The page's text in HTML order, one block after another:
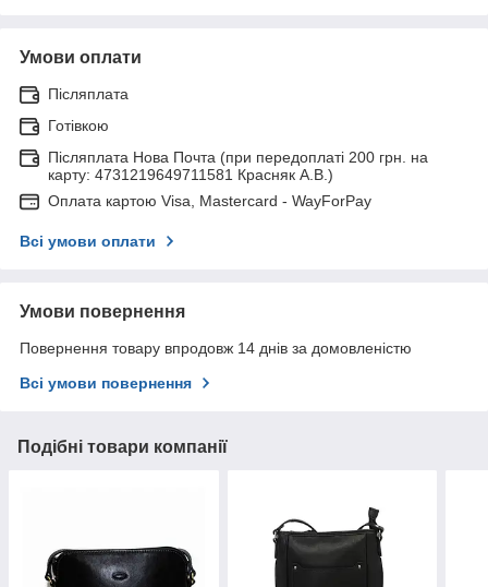
Умови оплати
Післяплата
Готівкою
Післяплата Нова Почта (при передоплаті 200 грн. на
карту: 4731219649711581 Красняк А.В.)
Оплата картою Visa, Mastercard - WayForPay
Всі умови оплати
Умови повернення
Повернення товару впродовж 14 днів за домовленістю
Всі умови повернення
Подібні товари компанії